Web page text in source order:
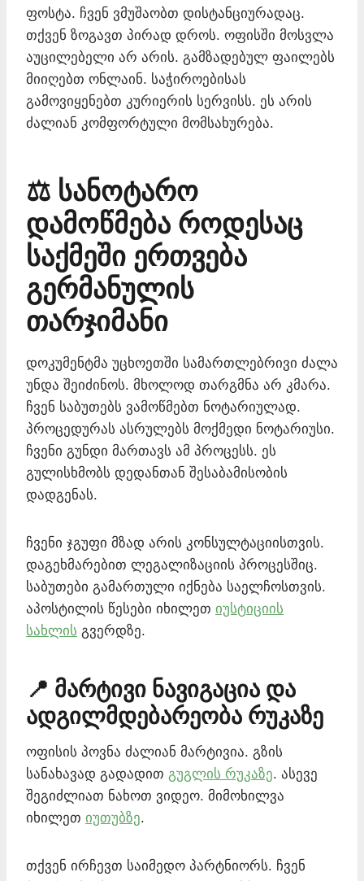
ფოსტა. ჩვენ ვმუშაობთ დისტანციურადაც.
თქვენ ზოგავთ პირად დროს. ოფისში მოსვლა
აუცილებელი არ არის. გამზადებულ ფაილებს
მიიღებთ ონლაინ. საჭიროებისას
გამოვიყენებთ კურიერის სერვისს. ეს არის
ძალიან კომფორტული მომსახურება.
⚖️ სანოტარო
დამოწმება როდესაც
საქმეში ერთვება
გერმანულის
თარჯიმანი
დოკუმენტმა უცხოეთში სამართლებრივი ძალა
უნდა შეიძინოს. მხოლოდ თარგმნა არ კმარა.
ჩვენ საბუთებს ვამოწმებთ ნოტარიულად.
პროცედურას ასრულებს მოქმედი ნოტარიუსი.
ჩვენი გუნდი მართავს ამ პროცესს. ეს
გულისხმობს დედანთან შესაბამისობის
დადგენას.
ჩვენი ჯგუფი მზად არის კონსულტაციისთვის.
დაგეხმარებით ლეგალიზაციის პროცესშიც.
საბუთები გამართული იქნება საელჩოსთვის.
აპოსტილის წესები იხილეთ იუსტიციის
სახლის გვერდზე.
📍 მარტივი ნავიგაცია და
ადგილმდებარეობა რუკაზე
ოფისის პოვნა ძალიან მარტივია. გზის
სანახავად გადადით გუგლის რუკაზე. ასევე
შეგიძლიათ ნახოთ ვიდეო. მიმოხილვა
იხილეთ იუთუბზე.
თქვენ ირჩევთ საიმედო პარტნიორს. ჩვენ